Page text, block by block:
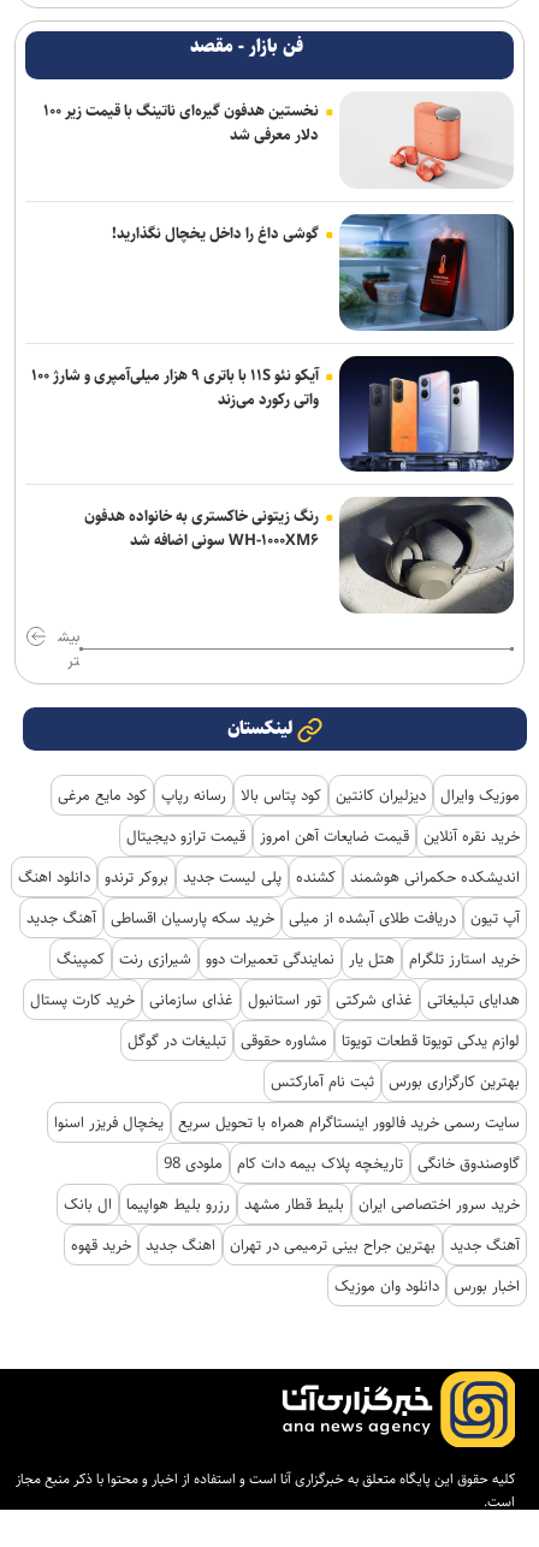
فن بازار - مقصد
نخستین هدفون گیره‌ای ناتینگ با قیمت زیر ۱۰۰
دلار معرفی شد
گوشی داغ را داخل یخچال نگذارید!
آیکو نئو ۱۱S با باتری ۹ هزار میلی‌آمپری و شارژ ۱۰۰
واتی رکورد می‌زند
رنگ زیتونی خاکستری به خانواده هدفون
WH-۱۰۰۰XM۶ سونی اضافه شد
بیش
تر
لینکستان
موزیک وایرال دیزلیران کانتین کود پتاس بالا رسانه رپاپ کود مایع مرغی
خرید نقره آنلاین قیمت ضایعات آهن امروز
قیمت ترازو دیجیتال
اندیشکده حکمرانی هوشمند کشنده پلی لیست جدید بروکر ترندو دانلود اهنگ
آپ تیون دریافت طلای آبشده از میلی خرید سکه پارسیان اقساطی آهنگ جدید
خرید استارز تلگرام هتل یار نمایندگی تعمیرات دوو شیرازی رنت کمپینگ
هدایای تبلیغاتی
غذای شرکتی تور استانبول غذای سازمانی خرید کارت پستال
لوازم یدکی تویوتا قطعات تویوتا
مشاوره حقوقی تبلیغات در گوگل
بهترین کارگزاری بورس ثبت نام آمارکتس
سایت رسمی خرید فالوور اینستاگرام همراه با تحویل سریع یخچال فریزر اسنوا
گاوصندوق خانگی تاریخچه پلاک بیمه دات کام
ملودی 98
خرید سرور اختصاصی ایران
بلیط قطار مشهد رزرو بلیط هواپیما
ال بانک
آهنگ جدید
بهترین جراح بینی ترمیمی در تهران اهنگ جدید خرید قهوه
اخبار بورس دانلود وان موزیک
کلیه حقوق این پایگاه متعلق به خبرگزاری آنا است و استفاده از اخبار و محتوا با ذکر منبع مجاز
است.